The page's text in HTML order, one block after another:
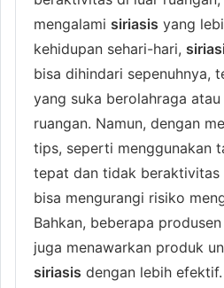
mengalami siriasis yang
kehidupan sehari-hari,
bisa dihindari sepenuhnya,
yang suka berolahraga
ruangan. Namun, dengan
tips, seperti menggunakan
tepat dan tidak beraktivitas
bisa mengurangi risiko
Bahkan, beberapa
juga menawarkan produk
siriasis dengan lebih efektif.